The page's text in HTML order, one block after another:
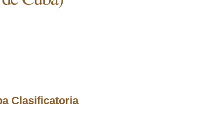
Clasificatoria